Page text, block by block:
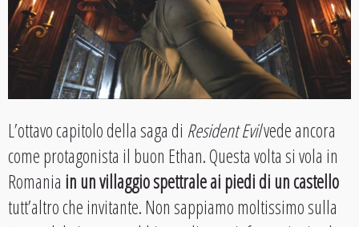
L’ottavo capitolo della saga di Resident Evilvede ancora
come protagonista il buon Ethan. Questa volta si vola in
Romania in un villaggio spettrale ai piedi di un castello
tutt’altro che invitante. Non sappiamo moltissimo sulla